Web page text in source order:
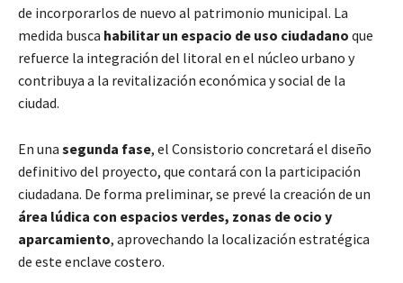
de incorporarlos de nuevo al patrimonio municipal. La
medida busca habilitar un espacio de uso ciudadano que
refuerce la integración del litoral en el núcleo urbano y
contribuya a la revitalización económica y social de la
ciudad.
En una segunda fase, el Consistorio concretará el diseño
definitivo del proyecto, que contará con la participación
ciudadana. De forma preliminar, se prevé la creación de un
área lúdica con espacios verdes, zonas de ocio y
aparcamiento, aprovechando la localización estratégica
de este enclave costero.